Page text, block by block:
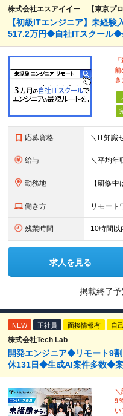
株式会社エスアイイー 【東京プロ
【初級ITエンジニア】未経
517.2万円◆自社ITスクール◆
前
き
応募資格
給与
勤務地
働き方 リモート
残業時間 10時間以
求人を見る
掲載終了予
NEW 正社員 面接情報有 自
株式会社Tech Lab
開発エンジニア◆リモート9
休131日◆生成AI案件多数◆案
＼
9
い